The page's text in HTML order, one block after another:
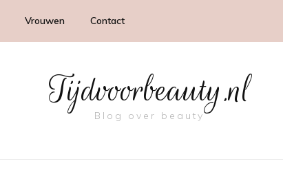
Vrouwen Contact
Tijdvoorbeauty.nl
Blog over beauty